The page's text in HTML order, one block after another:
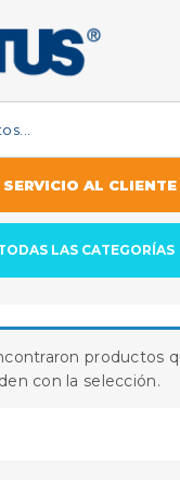
SERVICIO AL CLIENTE
LAS CATEGORÍAS
productos
con la selección.